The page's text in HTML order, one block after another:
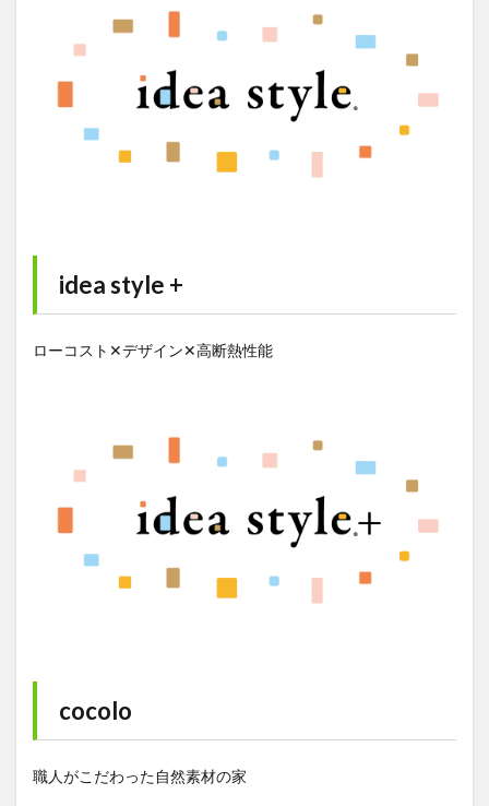
idea style +
ローコスト✕デザイン✕高断熱性能
cocolo
職人がこだわった自然素材の家